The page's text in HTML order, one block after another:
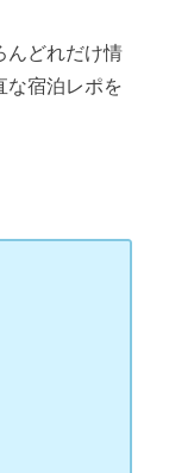
んどれだけ情
な宿泊レポを